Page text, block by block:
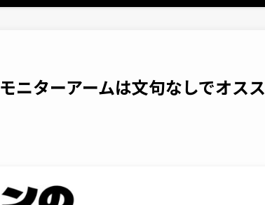
ニターアームは文句なしでオスス